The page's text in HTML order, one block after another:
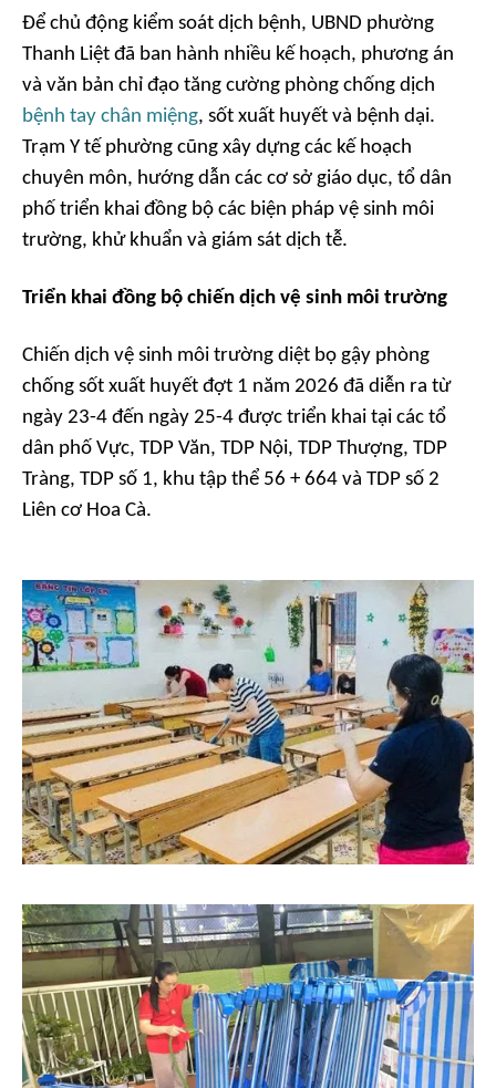
Để chủ động kiểm soát dịch bệnh, UBND phường
Thanh Liệt đã ban hành nhiều kế hoạch, phương án
và văn bản chỉ đạo tăng cường phòng chống dịch
bệnh tay chân miệng, sốt xuất huyết và bệnh dại.
Trạm Y tế phường cũng xây dựng các kế hoạch
chuyên môn, hướng dẫn các cơ sở giáo dục, tổ dân
phố triển khai đồng bộ các biện pháp vệ sinh môi
trường, khử khuẩn và giám sát dịch tễ.
Triển khai đồng bộ chiến dịch vệ sinh môi trường
Chiến dịch vệ sinh môi trường diệt bọ gậy phòng
chống sốt xuất huyết đợt 1 năm 2026 đã diễn ra từ
ngày 23-4 đến ngày 25-4 được triển khai tại các tổ
dân phố Vực, TDP Văn, TDP Nội, TDP Thượng, TDP
Tràng, TDP số 1, khu tập thể 56 + 664 và TDP số 2
Liên cơ Hoa Cà.